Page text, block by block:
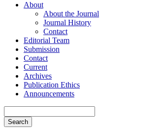
About
About the Journal
Journal History
Contact
Editorial Team
Submission
Contact
Current
Archives
Publication Ethics
Announcements
Search